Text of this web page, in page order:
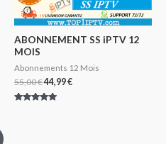
ABONNEMENT SS iPTV 12
MOIS
Abonnements 12 Mois
55,00€44,99€